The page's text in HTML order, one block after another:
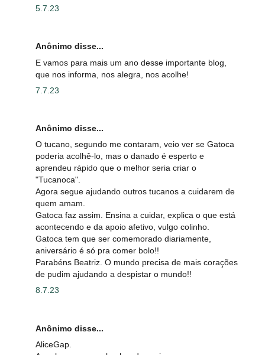
5.7.23
Anônimo disse...
E vamos para mais um ano desse importante blog,
que nos informa, nos alegra, nos acolhe!
7.7.23
Anônimo disse...
O tucano, segundo me contaram, veio ver se Gatoca
poderia acolhê-lo, mas o danado é esperto e
aprendeu rápido que o melhor seria criar o
"Tucanoca".
Agora segue ajudando outros tucanos a cuidarem de
quem amam.
Gatoca faz assim. Ensina a cuidar, explica o que está
acontecendo e da apoio afetivo, vulgo colinho.
Gatoca tem que ser comemorado diariamente,
aniversário é só pra comer bolo!!
Parabéns Beatriz. O mundo precisa de mais corações
de pudim ajudando a despistar o mundo!!
8.7.23
Anônimo disse...
AliceGap.